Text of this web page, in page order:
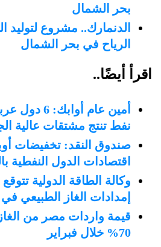
بحر الشمال
الدنمارك.. مشروع لتوليد
الرياح في بحر الشمال
اقرأ أيضًا..
أمين عام
نفط تنتج مشتقات عالية
صندوق النقد: تخفيضات
اقتصادات الدول النفطية
وكالة الطاقة الدولية
إمدادات الغاز الطبيعي في 2023
قيمة واردات مصر من
70% خلال فبراير